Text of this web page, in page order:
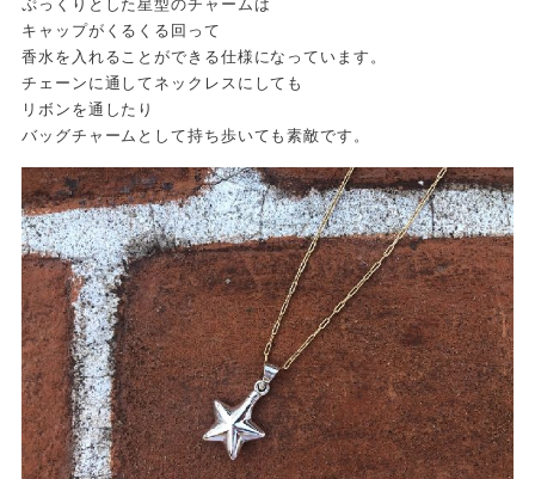
ぷっくりとした星型のチャームは
キャップがくるくる回って
香水を入れることができる仕様になっています。
チェーンに通してネックレスにしても
リボンを通したり
バッグチャームとして持ち歩いても素敵です。